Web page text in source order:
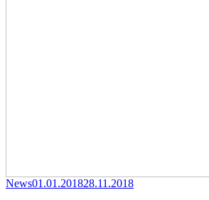
Category
NewsPosted
01.01.201828.11.2018